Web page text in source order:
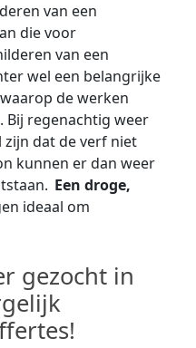
van een
die voor
van een
wel een belangrijke
de werken
regenachtig weer
zijn dat de verf niet
kunnen er dan weer
Een droge,
ideaal om
gezocht in